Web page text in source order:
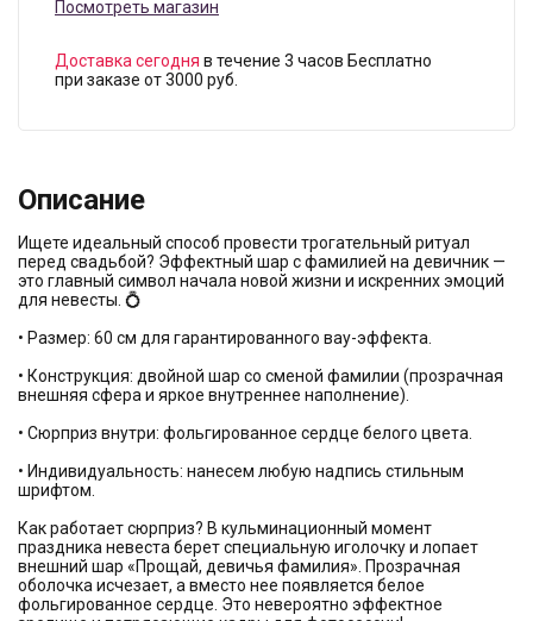
Посмотреть магазин
Доставка сегодня в течение 3 часов Бесплатно
при заказе от 3000 руб.
Описание
Ищете идеальный способ провести трогательный ритуал
перед свадьбой? Эффектный шар с фамилией на девичник —
это главный символ начала новой жизни и искренних эмоций
для невесты. 💍
• Размер: 60 см для гарантированного вау-эффекта.
• Конструкция: двойной шар со сменой фамилии (прозрачная
внешняя сфера и яркое внутреннее наполнение).
• Сюрприз внутри: фольгированное сердце белого цвета.
• Индивидуальность: нанесем любую надпись стильным
шрифтом.
Как работает сюрприз? В кульминационный момент
праздника невеста берет специальную иголочку и лопает
внешний шар «Прощай, девичья фамилия». Прозрачная
оболочка исчезает, а вместо нее появляется белое
фольгированное сердце. Это невероятно эффектное